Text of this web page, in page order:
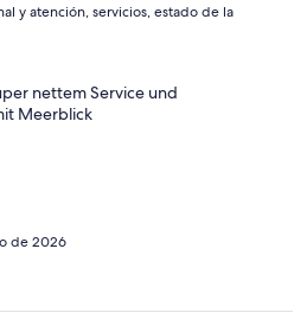
y atención, servicios, estado de la
nettem Service und
Meerblick
de 2026